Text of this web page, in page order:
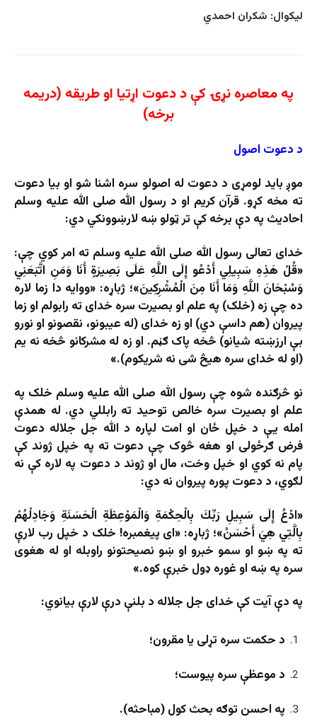
لیکوال: شکران احمدي
په معاصره نړۍ کې د دعوت اړتیا او طریقه (دریمه
برخه)
د دعوت اصول
موږ باید لومړی د دعوت له اصولو سره اشنا شو او بیا دعوت
ته مخه کړو. قرآن کریم او د رسول الله صلی الله علیه وسلم
احادیث په دې برخه کې تر ټولو ښه لارښوونکي دي:
خدای تعالی رسول الله صلی الله علیه وسلم ته امر کوي چې:
«قُلْ هَذِهِ سَبِيلِي أَدْعُو إِلَى اللَّهِ عَلَى بَصِيرَةٍ أَنَا وَمَنِ اتَّبَعَنِي
وَسُبْحَانَ اللَّهِ وَمَا أَنَا مِنَ الْمُشْرِكِينَ»؛ ژباړه: «ووایه دا زما لاره
ده چې زه (خلک) په علم او بصیرت سره خدای ته رابولم او زما
پیروان (هم داسې دي) او زه خدای (له عیبونو، نقصونو او نورو
بې ارزښته شیانو) څخه پاک ګڼم. او زه له مشرکانو څخه نه یم
(او له خدای سره هیڅ شی نه شریکوم).»
نو څرګنده شوه چې رسول الله صلی الله علیه وسلم خلک په
علم او بصیرت سره خالص توحید ته رابللي دي. له همدې
امله يې د خپل ځان او امت لپاره د الله جل جلاله دعوت
فرض ګرځولی او هغه څوک چې دعوت ته په خپل ژوند کې
پام نه کوي او خپل وخت، مال او ژوند د دعوت په لاره کې نه
لګوي، د دعوت پوره پيروان نه دي:
«ادْعُ إِلَى سَبِيلِ رَبِّكَ بِالْحِكْمَةِ وَالْمَوْعِظَةِ الْحَسَنَةِ وَجَادِلْهُمْ
بِالَّتِي هِيَ أَحْسَنُ»؛ ژباړه: «ای پیغمبره! خلک د خپل رب لارې
ته په ښو او سمو خبرو او ښو نصیحتونو راوبله او له هغوی
سره په ښه او غوره ډول خبرې کوه.»
په دې آيت كې خداى جل جلاله د بلنې درې لارې بيانوي:
د حکمت سره تړلی یا مقرون؛
د موعظې سره پيوست؛
په احسن توګه بحث کول (مباحثه).